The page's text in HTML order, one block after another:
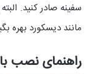
سفینه صادر کنید.
مانند دیسکورد بهره
راهنمای نصب